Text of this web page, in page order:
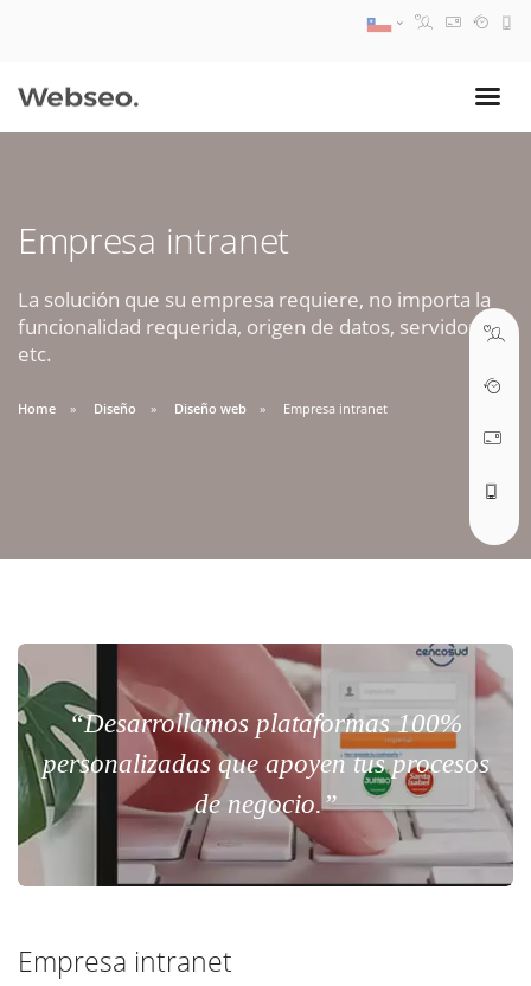
Empresa intranet
La solución que su empresa requiere, no importa la
funcionalidad requerida, origen de datos, servidores,
etc.
Home Diseño Diseño web Empresa intranet
“Desarrollamos plataformas 100%
personalizadas que apoyen tus procesos
de negocio.”
Empresa intranet
09:30 AM A 18:30 PM
soporte@webseo.cl
ABRIR TICKET